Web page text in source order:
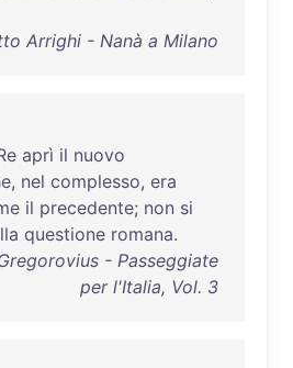
Arrighi - Nanà a Milano
aprì il nuovo
, nel complesso, era
il precedente; non si
questione romana.
- Passeggiate
per l'Italia, Vol. 3